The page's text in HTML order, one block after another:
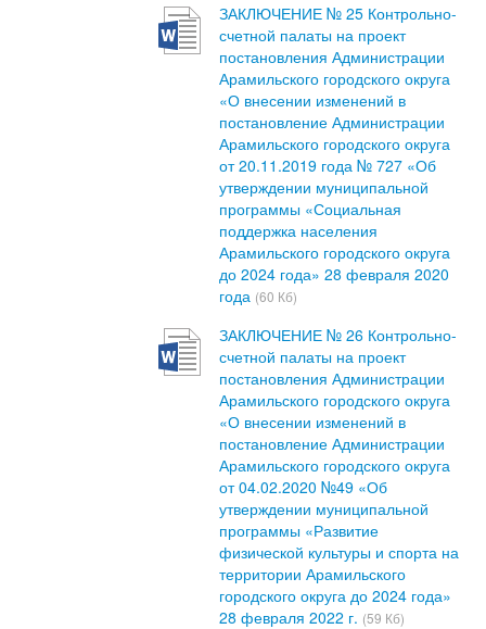
ЗАКЛЮЧЕНИЕ № 25 Контрольно-
счетной палаты на проект
постановления Администрации
Арамильского городского округа
«О внесении изменений в
постановление Администрации
Арамильского городского округа
от 20.11.2019 года № 727 «Об
утверждении муниципальной
программы «Социальная
поддержка населения
Арамильского городского округа
до 2024 года» 28 февраля 2020
года (60 Кб)
ЗАКЛЮЧЕНИЕ № 26 Контрольно-
счетной палаты на проект
постановления Администрации
Арамильского городского округа
«О внесении изменений в
постановление Администрации
Арамильского городского округа
от 04.02.2020 №49 «Об
утверждении муниципальной
программы «Развитие
физической культуры и спорта на
территории Арамильского
городского округа до 2024 года»
28 февраля 2022 г. (59 Кб)